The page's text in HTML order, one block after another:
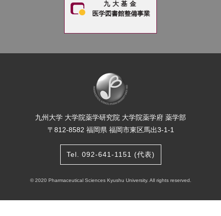
九大基金
医学図書館整備事業
九州大学 大学院薬学研究院 大学院薬学府 薬学部
〒812-8582 福岡県 福岡市東区馬出3-1-1
Tel. 092-641-1151 (代表)
© 2020 Pharmaceutical Sciences Kyushu University. All rights reserved.